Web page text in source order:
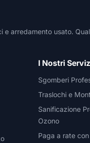
e arredamento usato.
I Nostri
Sgomberi
Traslochi e
Sanificazione
Ozono
Paga a rate